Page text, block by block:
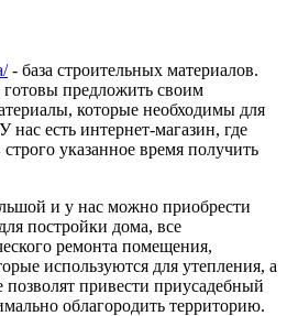
- база строительных материалов.
предложить своим
которые необходимы для
нас есть интернет-магазин, где
указанное время получить
и у нас можно приобрести
постройки дома, все
ремонта помещения,
используются для утепления, а
привести приусадебный
облагородить территорию.